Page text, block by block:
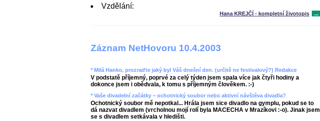
Vzdělání:
Hana KREJČÍ - kompletní životopis ...
Záznam NetHovoru 10.4.2003
* Milá Hanko, prozraďte jaký byl Váš dnešní den. (určitě ne festivalový?) Redakce
V podstatě příjemný, poprvé za celý týden jsem spala více jak čtyři hodiny a
dokonce jsem i obědvala, k tomu s příjemným člověkem. :-)
* Vaše divadelní začátky – ochotnický soubor nebo aktivní návštěva divadla?
Ochotnický soubor mě nepotkal... Hrála jsem sice divadlo na gymplu, pokud se to
dá nazvat divadlem (vrcholnou mojí rolí byla MACECHA v Mrazíkovi :-o). Jinak jsem
se s divadlem setkávala v hledišti.